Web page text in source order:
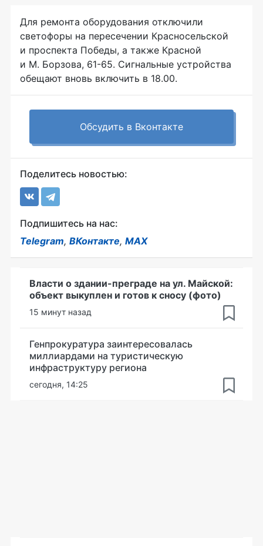
Для ремонта оборудования отключили
светофоры на пересечении Красносельской
и проспекта Победы, а также Красной
и М. Борзова, 61-65. Сигнальные устройства
обещают вновь включить в 18.00.
Обсудить в Вконтакте
Поделитесь новостью:
Подпишитесь на нас:
Telegram, ВКонтакте, MAX
Власти о здании-преграде на ул. Майской:
объект выкуплен и готов к сносу (фото)
15 минут назад
Генпрокуратура заинтересовалась
миллиардами на туристическую
инфраструктуру региона
сегодня, 14:25